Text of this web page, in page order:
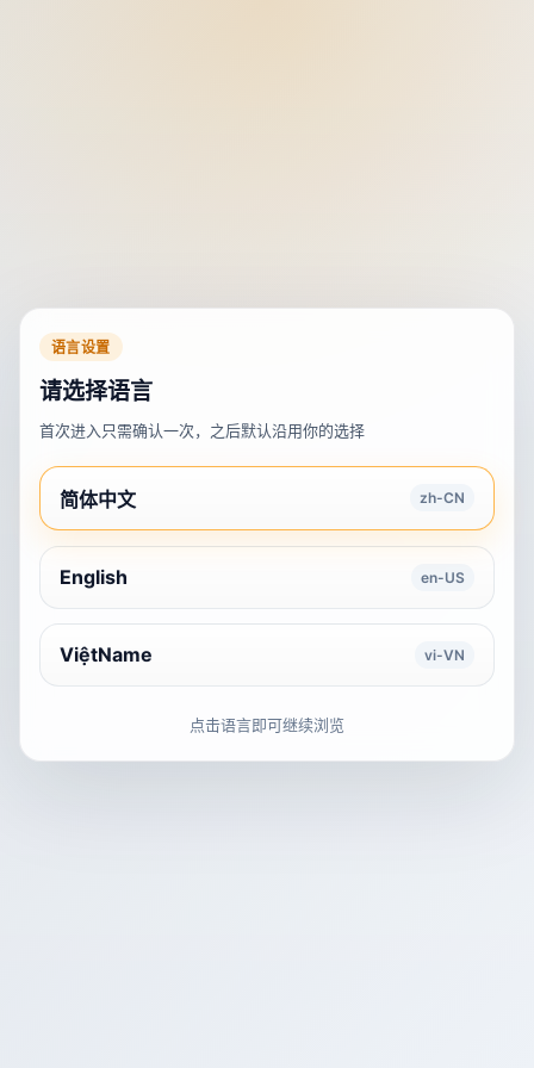
语言设置
请选择语言
首次进入只需确认一次，之后默认沿用你的选择
简体中文 zh-CN
English en-US
ViệtName vi-VN
点击语言即可继续浏览